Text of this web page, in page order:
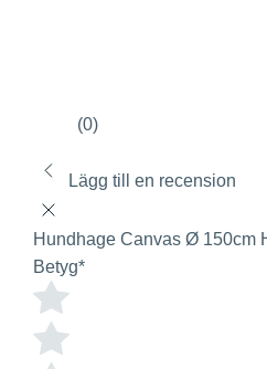
(0)
Lägg till en recension
Hundhage Canvas Ø 150cm
Betyg*